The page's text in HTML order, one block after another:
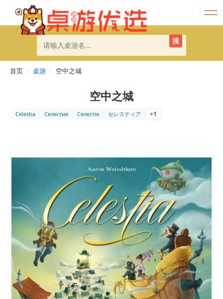
搜
首页 › 桌游 › 空中之城
空中之城
Celestia Селестия Селестія セレスティア +1